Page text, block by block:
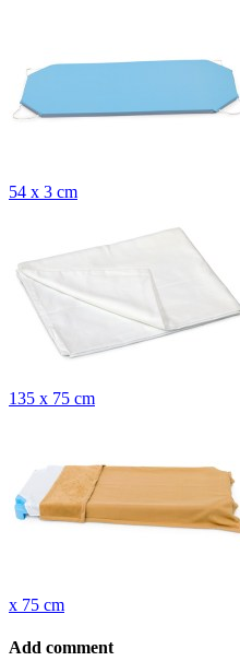
54 x 3 cm
135 x 75 cm
x 75 cm
Add comment